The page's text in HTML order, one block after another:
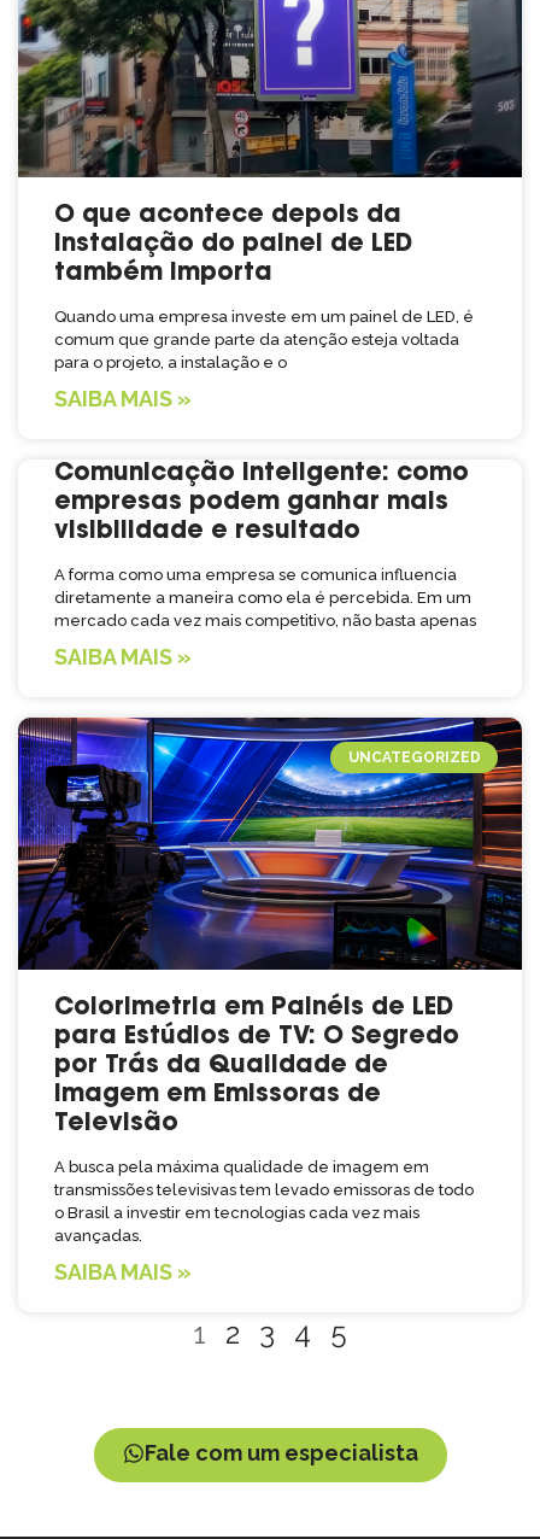
O que acontece depois da
instalação do painel de LED
também importa
Quando uma empresa investe em um painel de LED, é
comum que grande parte da atenção esteja voltada
para o projeto, a instalação e o
SAIBA MAIS »
Comunicação inteligente: como
empresas podem ganhar mais
visibilidade e resultado
A forma como uma empresa se comunica influencia
diretamente a maneira como ela é percebida. Em um
mercado cada vez mais competitivo, não basta apenas
SAIBA MAIS »
UNCATEGORIZED
Colorimetria em Painéis de LED
para Estúdios de TV: O Segredo
por Trás da Qualidade de
Imagem em Emissoras de
Televisão
A busca pela máxima qualidade de imagem em
transmissões televisivas tem levado emissoras de todo
o Brasil a investir em tecnologias cada vez mais
avançadas.
SAIBA MAIS »
1 2 3 4 5
Fale com um especialista